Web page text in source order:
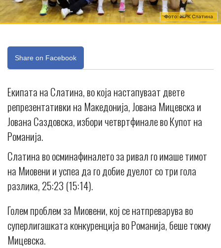
Фото: ЖРК Слатина
Share on Facebook
Екипата на Слатина, во која настапуваат двете
репрезентативки на Македонија, Јована Мицевска и
Јована Саздовска, избори четвртфинале во Купот на
Романија.
Слатина во осминафиналето за ривал го имаше тимот
на Миовени и успеа да го добие дуелот со три гола
разлика, 25:23 (15:14).
Голем проблем за Миовени, кој се натпреварува во
суперлигашката конкуренција во Романија, беше токму
Мицевска.